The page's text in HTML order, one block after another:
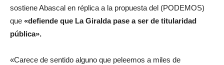
sostiene Abascal en réplica a la propuesta del (PODEMOS)
que «defiende que La Giralda pase a ser de titularidad
pública».
«Carece de sentido alguno que peleemos a miles de